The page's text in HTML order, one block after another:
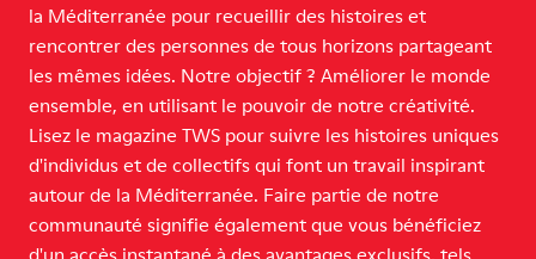
la Méditerranée pour recueillir des histoires et
rencontrer des personnes de tous horizons partageant
les mêmes idées. Notre objectif ? Améliorer le monde
ensemble, en utilisant le pouvoir de notre créativité.
Lisez le magazine TWS pour suivre les histoires uniques
d'individus et de collectifs qui font un travail inspirant
autour de la Méditerranée. Faire partie de notre
communauté signifie également que vous bénéficiez